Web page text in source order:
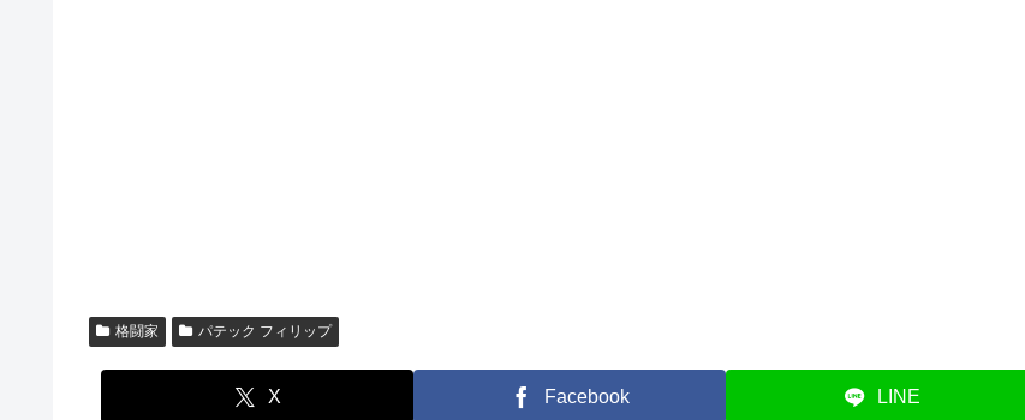
格闘家 パテック フィリップ
X Facebook LINE